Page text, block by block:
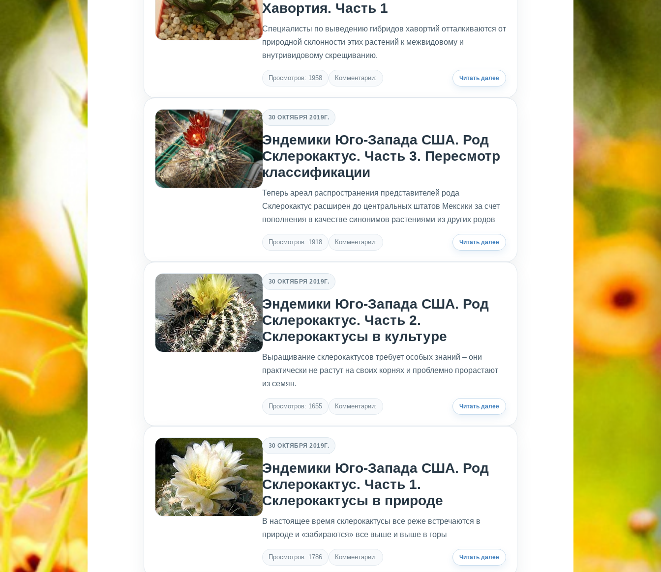
Хавортия. Часть 1
Специалисты по выведению гибридов хавортий отталкиваются от
природной склонности этих растений к межвидовому и
внутривидовому скрещиванию.
Просмотров: 1958 Комментарии: Читать далее
30 ОКТЯБРЯ 2019Г.
Эндемики Юго-Запада США. Род
Склерокактус. Часть 3. Пересмотр
классификации
Теперь ареал распространения представителей рода
Склерокактус расширен до центральных штатов Мексики за счет
пополнения в качестве синонимов растениями из других родов
Просмотров: 1918 Комментарии: Читать далее
30 ОКТЯБРЯ 2019Г.
Эндемики Юго-Запада США. Род
Склерокактус. Часть 2.
Склерокактусы в культуре
Выращивание склерокактусов требует особых знаний – они
практически не растут на своих корнях и проблемно прорастают
из семян.
Просмотров: 1655 Комментарии: Читать далее
30 ОКТЯБРЯ 2019Г.
Эндемики Юго-Запада США. Род
Склерокактус. Часть 1.
Склерокактусы в природе
В настоящее время склерокактусы все реже встречаются в
природе и «забираются» все выше и выше в горы
Просмотров: 1786 Комментарии: Читать далее